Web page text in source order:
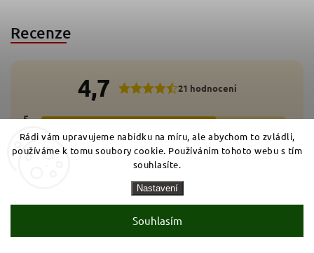
Rádi vám upravujeme nabídku na míru, ale abychom to zvládli,
používáme k tomu soubory cookie. Používáním tohoto webu s tím
souhlasíte.
Nastavení
Souhlasím
Recenze
4,7 21 hodnocení
5
2x
3 1x
2 1x
1
Přidat hodnocení